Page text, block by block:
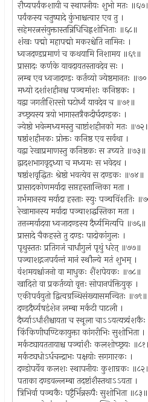
रौप्यपर्यंकशायी च स्थापनीयः शुभो मतः
पर्यंकस्य चतुष्पादे कुंभाश्चत्वार एव तु ।
सहेमरत्नसंयुक्तास्तन्निधिचिह्नशोभिताः ॥६८॥
शंखः पद्मो महापद्मो मकरश्चेति नामिनः ।
ध्वजदण्डप्रमाणं च कथयामि निशामय ॥६९॥
प्रासादः कर्णके यावदायतस्तावदेव सः ।
लम्ब एव ध्वजादण्डः कर्तव्यो ज्येष्ठमानतः
मध्यो दशांशहीनश्च पञ्चमांशः कनिष्ठकः ।
यद्वा जगतीशिरसो घटोर्ध्वं यावदेव च ॥७१॥
उच्छ्रयस्य त्रयो भागास्तत्रैकदीर्घदण्डकः ।
ज्येष्ठो भवेन्मध्यमस्तु चाष्टांशहीनको मतः ॥७२॥
षष्ठांशहीनकः प्रोक्तः कनिष्ठ एव सर्वथा ।
यद्वा रेखाप्रमाणस्तु कनिष्ठकः स उच्यते ॥७३॥
द्वादशभागवृद्ध्या च मध्यमः स भवेदथ ।
षष्ठांशवृद्धितः श्रेष्ठो भवत्येव स दण्डकः ॥७४॥
प्रासादकोणमर्यादा सप्तहस्तान्तिका मता ।
गर्भमानस्य मर्यादा हस्ताः स्युः पञ्चविंशतिः
रेखामानस्य मर्यादा पञ्चाशद्धस्तिका मता ।
तत्तन्मर्यादया ध्वजादण्डस्य दैर्घ्यमित्यपि ॥७६॥
प्रासादे चैकहस्ते तु दण्डः पादोकांगुलः ।
पृथुस्ततः प्रतिगजं चार्धांगुलं पृथुं धरेत् ॥७७॥
पञ्चाशद्गजपर्यन्तं मानं स्थौल्ये मतं शुभम् ।
वंशमयश्चांजनो वा माधुकः शैंशपेयकः ॥७८॥
खादिरो वा प्रकर्तव्यो वृत्तः सोपानपंक्तियुक् ।
एकीपर्वयुतो द्वित्वग्रन्थिसंख्यासमन्वितः ॥७९॥
दण्डदैर्घ्यषडंशेन लम्बा मर्कटी पाटली ।
दैर्घ्याऽर्धांशैश्चायता च स्थूला
किंकिणीघण्टिकायुक्ता कांगरीभिः सुशोभिता ।
मर्कट्यायततायाश्च पञ्चांशैः कलशोच्छ्रयः
मर्कट्यधोऽर्धचन्द्राभः पक्षयोः सगगारकः ।
दण्डोपर्येव कलशः स्थापनीयः कुशाग्रकः
पताका दण्डवल्लम्बा तदष्टांशैस्तथाऽऽयता ।
त्रिभिर्वा पञ्चकैः पट्टैर्भिन्नरूपैः सुशोभिता ॥८३॥